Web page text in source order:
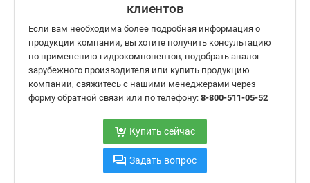
клиентов
Если вам необходима более подробная информация о
продукции компании, вы хотите получить консультацию
по применению гидрокомпонентов, подобрать аналог
зарубежного производителя или купить продукцию
компании, свяжитесь с нашими менеджерами через
форму обратной связи или по телефону: 8-800-511-05-52
Купить сейчас
Задать вопрос